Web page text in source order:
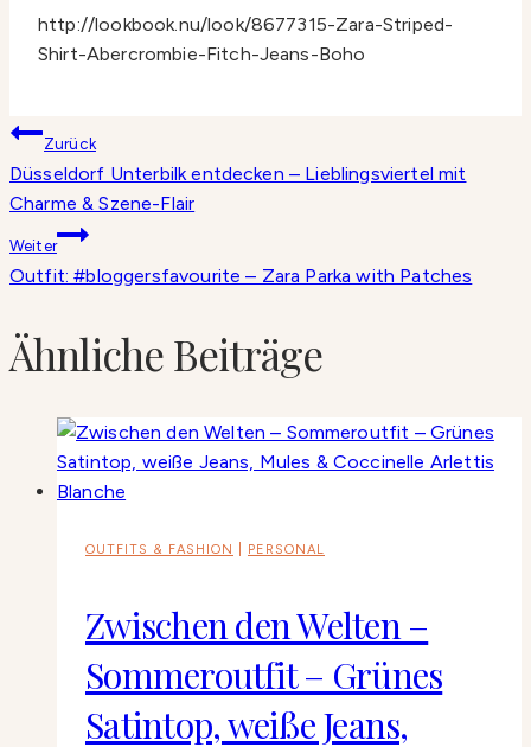
http://lookbook.nu/look/8677315-Zara-Striped-
Shirt-Abercrombie-Fitch-Jeans-Boho
Beitragsnavigation
Zurück
Düsseldorf Unterbilk entdecken – Lieblingsviertel mit
Charme & Szene-Flair
Weiter
Outfit: #bloggersfavourite – Zara Parka with Patches
Ähnliche Beiträge
OUTFITS & FASHION PERSONAL
Zwischen den Welten –
Sommeroutfit – Grünes
Satintop, weiße Jeans,